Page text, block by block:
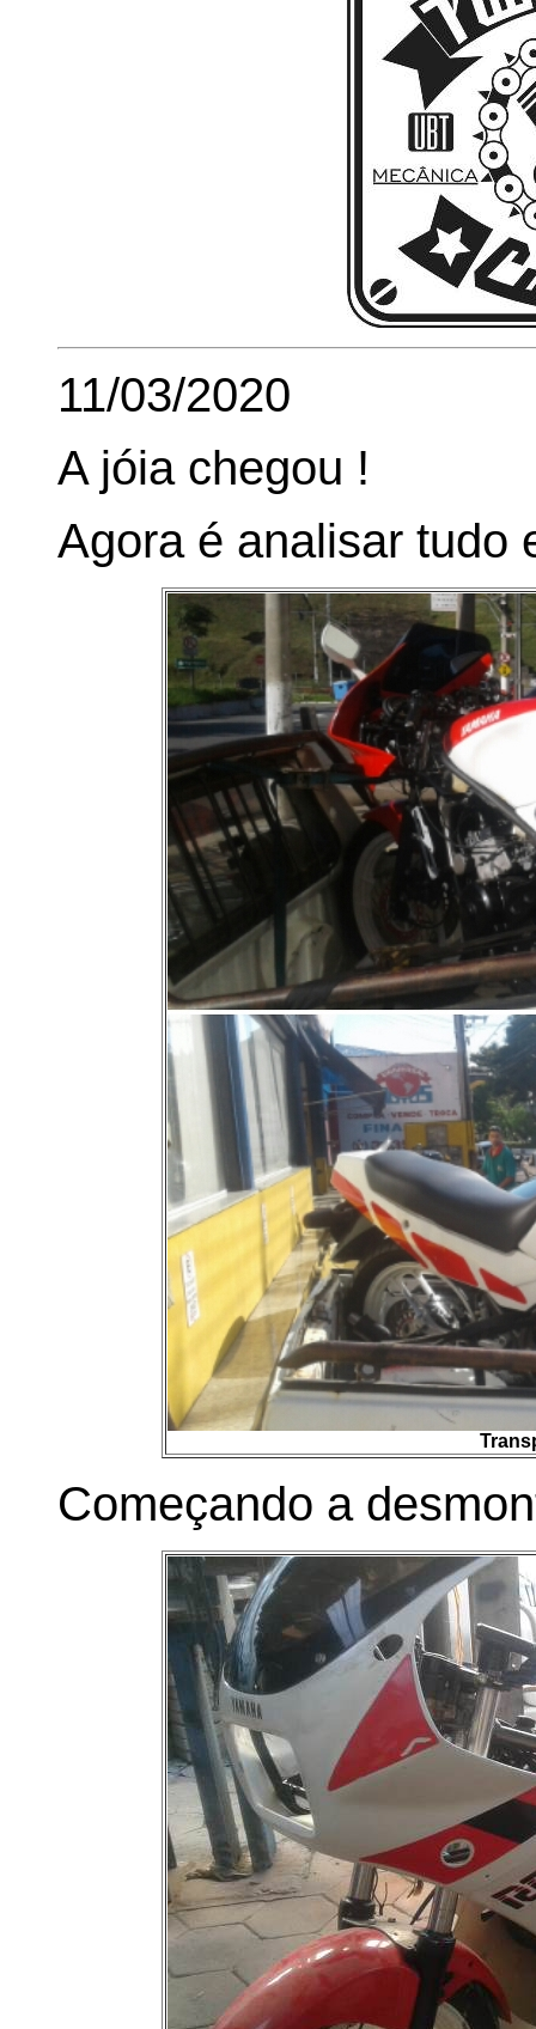
11/03/2020
A jóia chegou !
Agora é analisar tudo
Começando a